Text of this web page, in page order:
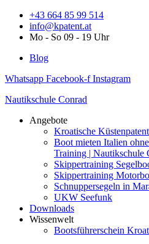
+43 664 85 99 514
info@kpatent.at
Mo - So 09 - 19 Uhr
Blog
Whatsapp Facebook-f Instagram
Nautikschule Conrad
Angebote
Kroatische Küstenpatent
Boot mieten Italien
Training | Nautikschule
Skippertraining
Skippertraining
Schnuppersegeln in
UKW Seefunk
Downloads
Wissenwelt
Bootsführerschein